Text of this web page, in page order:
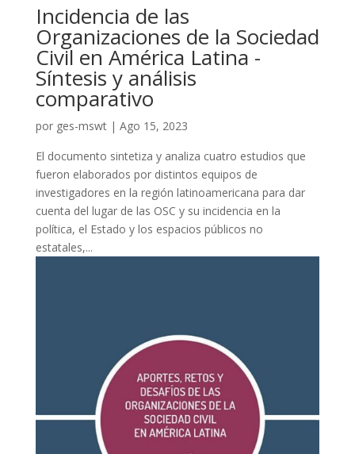
Incidencia de las
Organizaciones de la Sociedad
Civil en América Latina -
Síntesis y análisis
comparativo
por ges-mswt| Ago 15, 2023
El documento sintetiza y analiza cuatro estudios que
fueron elaborados por distintos equipos de
investigadores en la región latinoamericana para dar
cuenta del lugar de las OSC y su incidencia en la
política, el Estado y los espacios públicos no
estatales,...